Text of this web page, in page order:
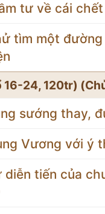
tư về cái
tìm một
16-24, 120tr)
sướng thay,
Vương với ý
diễn tiến của